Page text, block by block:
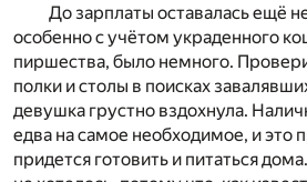
До зарплаты оставалась ещё
особенно с учётом украденного
пиршества, было немного.
полки и столы в поисках
девушка грустно вздохнула.
едва на самое необходимое, и это
придется готовить и питаться